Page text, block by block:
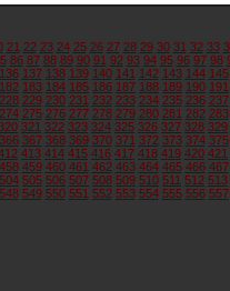
21 22 23 24 25 26 27 28 29 30 31 32 33
86 87 88 89 90 91 92 93 94 95 96 97 98
136 137 138 139 140 141 142 143 144 145
182 183 184 185 186 187 188 189 190 191
228 229 230 231 232 233 234 235 236 237
274 275 276 277 278 279 280 281 282 283
320 321 322 323 324 325 326 327 328 329
366 367 368 369 370 371 372 373 374 375
413 414 415 416 417 418 419 420 421
458 459 460 461 462 463 464 465 466 467
504 505 506 507 508 509 510 511 512 513
548 549 550 551 552 553 554 555 556 557